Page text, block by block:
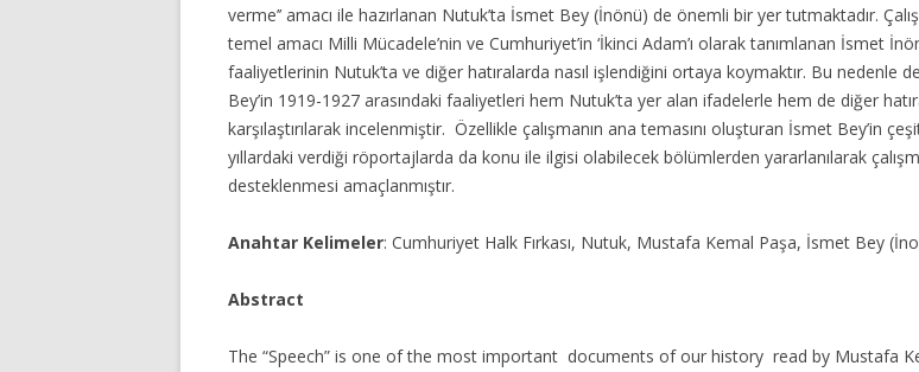
verme’’ amacı ile hazırlanan Nutuk’ta İsmet Bey (İnönü) de önemli bir yer tutmaktadır.
temel amacı Milli Mücadele’nin ve Cumhuriyet’in ‘İkinci Adam’ı olarak tanımlanan İsmet
faaliyetlerinin Nutuk’ta ve diğer hatıralarda nasıl işlendiğini ortaya koymaktır. Bu nedenle
Bey’in 1919-1927 arasındaki faaliyetleri hem Nutuk’ta yer alan ifadelerle hem de diğer
karşılaştırılarak incelenmiştir. Özellikle çalışmanın ana temasını oluşturan İsmet Bey’in
yıllardaki verdiği röportajlarda da konu ile ilgisi olabilecek bölümlerden yararlanılarak
desteklenmesi amaçlanmıştır.
Anahtar Kelimeler: Cumhuriyet Halk Fırkası, Nutuk, Mustafa Kemal Paşa, İsmet Bey
Abstract
The “Speech” is one of the most important documents of our history read by Mustafa